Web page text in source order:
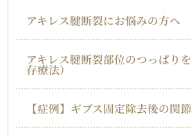
アキレス腱断裂にお悩みの方へ
アキレス腱断裂部位のつっぱり
存療法）
【症例】ギプス固定除去後の関